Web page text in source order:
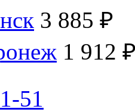
3 885 ₽
1 912
51